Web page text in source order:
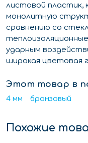
листовой
монолитную
сравнению со
ударным
широкая цветовая
Этот товар в
4 мм бронзовый
Похожие